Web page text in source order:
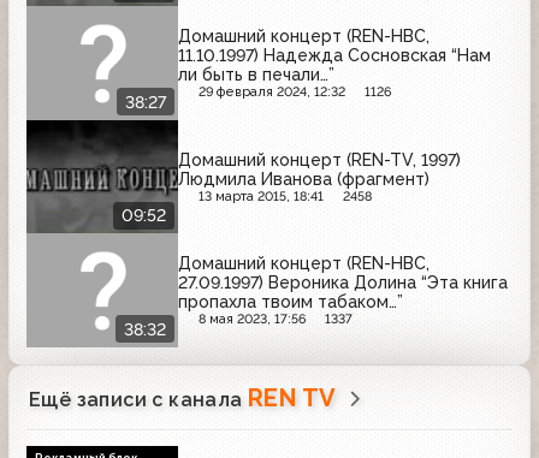
38:27
Домашний концерт (REN-НВС,
11.10.1997) Надежда Сосновская “Нам
ли быть в печали…”
29 февраля 2024, 12:32 1126
09:52
Домашний концерт (REN-TV, 1997)
Людмила Иванова (фрагмент)
13 марта 2015, 18:41 2458
38:32
Домашний концерт (REN-НВС,
27.09.1997) Вероника Долина “Эта книга
пропахла твоим табаком…”
8 мая 2023, 17:56 1337
Ещё записи с канала REN TV